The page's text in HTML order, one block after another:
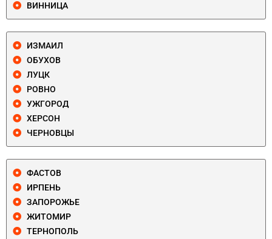
ВИННИЦА
ИЗМАИЛ
ОБУХОВ
ЛУЦК
РОВНО
УЖГОРОД
ХЕРСОН
ЧЕРНОВЦЫ
ФАСТОВ
ИРПЕНЬ
ЗАПОРОЖЬЕ
ЖИТОМИР
ТЕРНОПОЛЬ